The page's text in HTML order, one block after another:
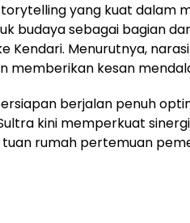
yang kuat dalam
budaya sebagai bagian
Kendari. Menurutnya,
memberikan kesan
berjalan penuh
kini memperkuat
rumah pertemuan